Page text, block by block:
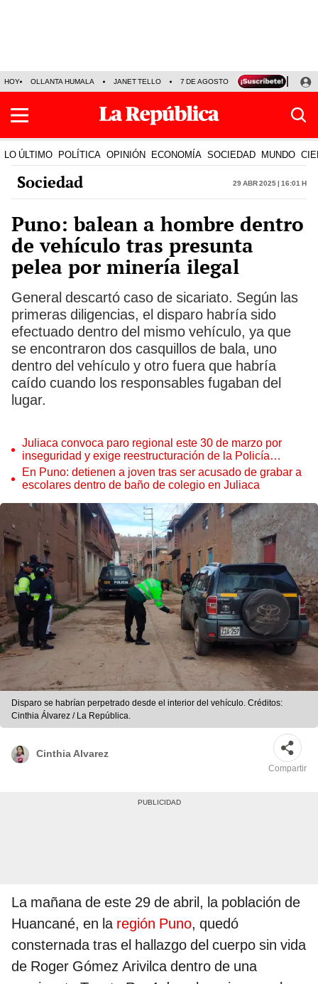
HOY OLLANTA HUMALA JANET TELLO 7 DE AGOSTO TINKA RESULTADOS
LO ÚLTIMO POLÍTICA OPINIÓN ECONOMÍA SOCIEDAD MUNDO
Sociedad 29 Abr 2025 | 16:01 h
Puno: balean a hombre dentro
de vehículo tras presunta
pelea por minería ilegal
General descartó caso de sicariato. Según las
primeras diligencias, el disparo habría sido
efectuado dentro del mismo vehículo, ya que
se encontraron dos casquillos de bala, uno
dentro del vehículo y otro fuera que habría
caído cuando los responsables fugaban del
lugar.
Juliaca convoca paro regional este 30 de marzo por
inseguridad y exige reestructuración de la Policía
Nacional
En Puno: detienen a joven tras ser acusado de grabar a
escolares dentro de baño de colegio en Juliaca
Disparo se habrían perpetrado desde el interior del vehículo. Créditos:
Cinthia Álvarez / La República.
Cinthia Alvarez
Compartir
La mañana de este 29 de abril, la población de
Huancané, en la región Puno, quedó
consternada tras el hallazgo del cuerpo sin vida
de Roger Gómez Arivilca dentro de una